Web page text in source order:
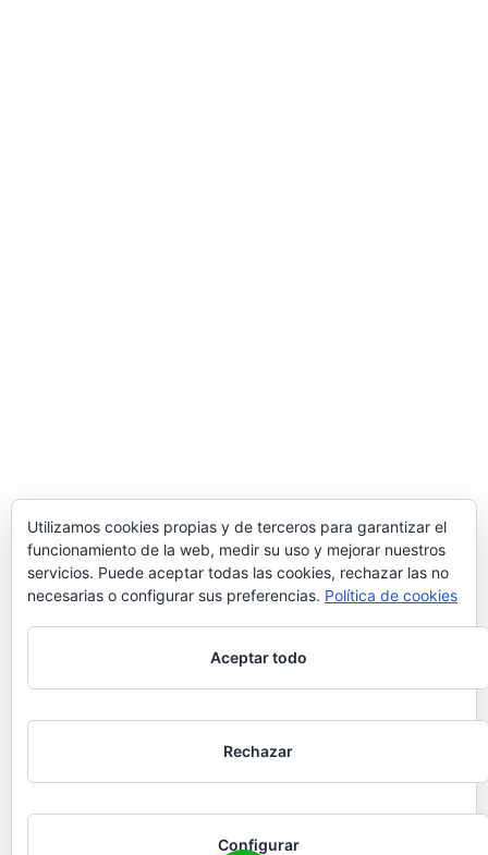
Utilizamos cookies propias y de terceros para garantizar el
funcionamiento de la web, medir su uso y mejorar nuestros
servicios. Puede aceptar todas las cookies, rechazar las no
necesarias o configurar sus preferencias. Política de cookies
Aceptar todo
Rechazar
Configurar